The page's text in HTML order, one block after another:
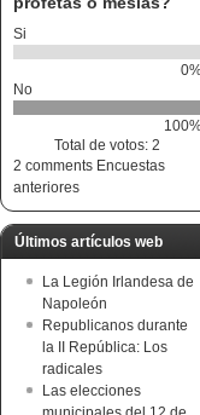
Si
No
Total de votos: 2
2 comments Encuestas
anteriores
Últimos artículos web
La Legión Irlandesa de
Napoleón
Republicanos durante
la II República: Los
radicales
Las elecciones